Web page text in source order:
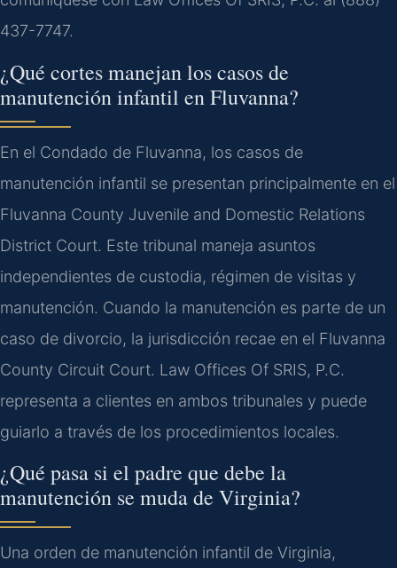
437-7747.
¿Qué cortes manejan los casos de
manutención infantil en Fluvanna?
En el Condado de Fluvanna, los casos de
manutención infantil se presentan principalmente en el
Fluvanna County Juvenile and Domestic Relations
District Court. Este tribunal maneja asuntos
independientes de custodia, régimen de visitas y
manutención. Cuando la manutención es parte de un
caso de divorcio, la jurisdicción recae en el Fluvanna
County Circuit Court. Law Offices Of SRIS, P.C.
representa a clientes en ambos tribunales y puede
guiarlo a través de los procedimientos locales.
¿Qué pasa si el padre que debe la
manutención se muda de Virginia?
Una orden de manutención infantil de Virginia,